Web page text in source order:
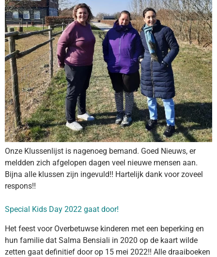
Onze Klussenlijst is nagenoeg bemand. Goed Nieuws, er
meldden zich afgelopen dagen veel nieuwe mensen aan.
Bijna alle klussen zijn ingevuld!! Hartelijk dank voor zoveel
respons!!
Special Kids Day 2022 gaat door!
Het feest voor Overbetuwse kinderen met een beperking en
hun familie dat Salma Bensiali in 2020 op de kaart wilde
zetten gaat definitief door op 15 mei 2022!! Alle draaiboeken